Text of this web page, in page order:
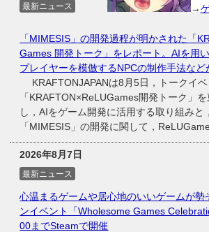
→
最新ニュース
「MIMESIS」の開発過程が明かされた「
Games 開発トーク」をレポート。AIを用
プレイヤーを模倣するNPCの制作手法など
KRAFTONJAPANは8月5日，トークイベ
「KRAFTON×ReLUGames開発トーク」
し，AIをゲーム開発に活用する取り組みと
「MIMESIS」の開発に関して，
2026年8月7日
最新ニュース
心温まるゲームや居心地のいいゲームが勢
ンイベント「Wholesome Games
00までSteamで開催